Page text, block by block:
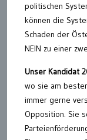
politischen
können die
Schaden der
NEIN zu einer
Unser Kandidat
wo sie am
immer gerne
Opposition. Sie